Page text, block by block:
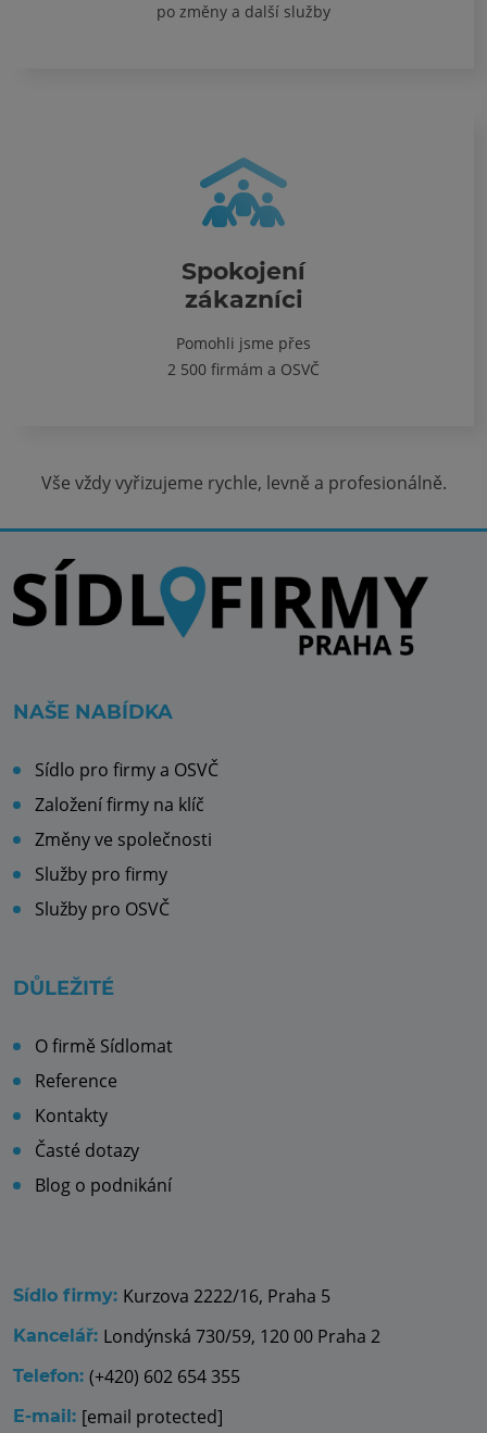
po změny a další služby
Spokojení
zákazníci
Pomohli jsme přes
2 500 firmám a OSVČ
Vše vždy vyřizujeme rychle, levně a profesionálně.
NAŠE NABÍDKA
Sídlo pro firmy a OSVČ
Založení firmy na klíč
Změny ve společnosti
Služby pro firmy
Služby pro OSVČ
DŮLEŽITÉ
O firmě Sídlomat
Reference
Kontakty
Časté dotazy
Blog o podnikání
Sídlo firmy: Kurzova 2222/16, Praha 5
Kancelář: Londýnská 730/59, 120 00 Praha 2
Telefon: (+420) 602 654 355
E-mail: [email protected]